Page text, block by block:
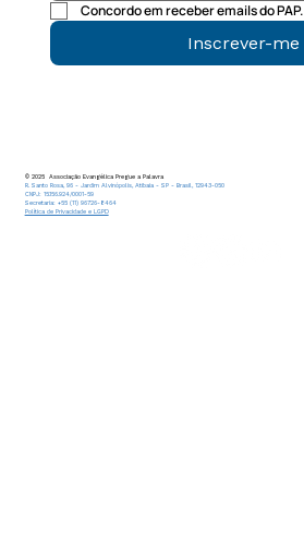
Concordo em receber emails do PAP.
Inscrever-me
© 2025 Associação Evangélica Pregue a Palavra
R. Santo Rosa, 96 - Jardim Alvinópolis, Atibaia - SP - Brasil, 12943-050
CNPJ: 15.156.924/0001-59
Secretaria: +55 (11) 96726-8464
Política de Privacidade e LGPD